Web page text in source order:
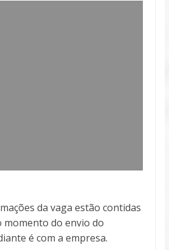
da vaga estão contidas
momento do envio do
é com a empresa.